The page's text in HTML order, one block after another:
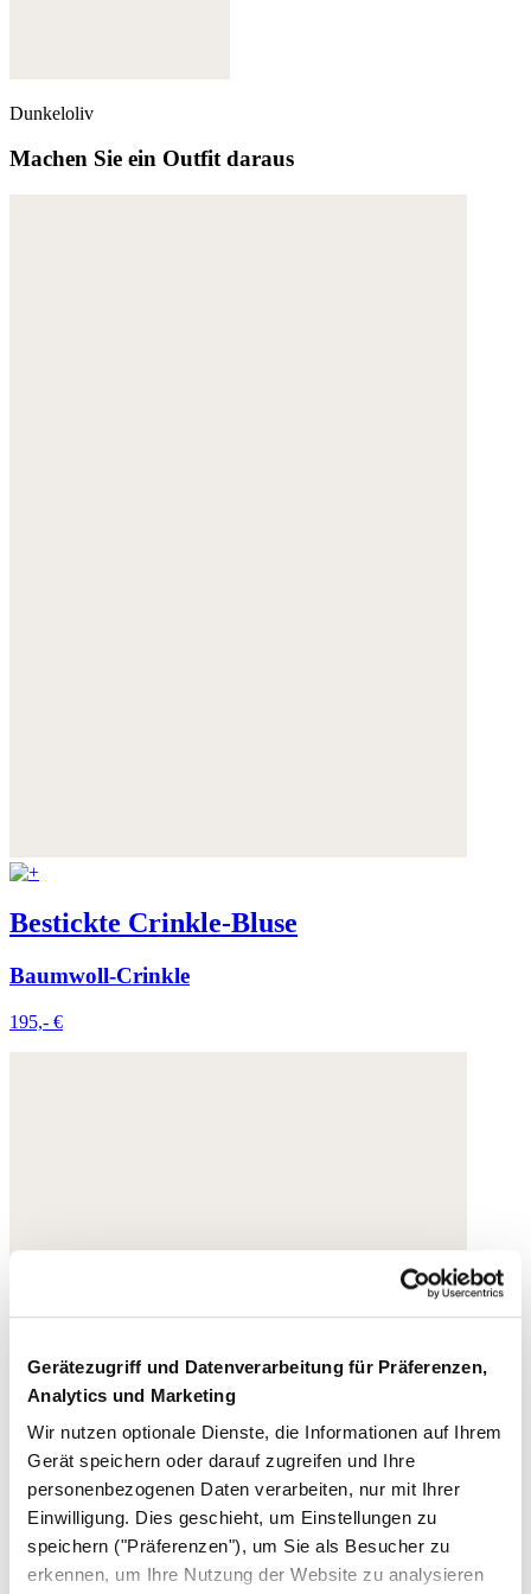
Gerätezugriff und Datenverarbeitung für Präferenzen,
Analytics und Marketing
Wir nutzen optionale Dienste, die Informationen auf Ihrem
Gerät speichern oder darauf zugreifen und Ihre
personenbezogenen Daten verarbeiten, nur mit Ihrer
Einwilligung. Dies geschieht, um Einstellungen zu
speichern ("Präferenzen"), um Sie als Besucher zu
erkennen, um Ihre Nutzung der Website zu analysieren
Dunkeloliv
Machen Sie ein Outfit daraus
Bestickte Crinkle-Bluse
Baumwoll-Crinkle
195,- €